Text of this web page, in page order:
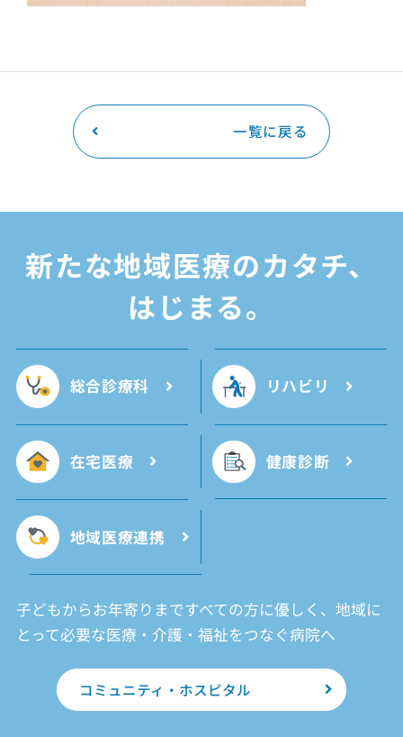
一覧に戻る
新たな地域医療のカタチ、
はじまる。
総合診療科 リハビリ
在宅医療 健康診断
地域医療連携
子どもからお年寄りまですべての方に優しく、地域に
とって必要な医療・介護・福祉をつなぐ病院へ
コミュニティ・ホスピタル